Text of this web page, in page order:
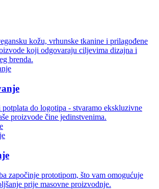
kožu, vrhunske tkanine i prilagođene
koji odgovaraju ciljevima dizajna i
brenda.
do logotipa - stvaramo ekskluzivne
proizvode čine jedinstvenima.
započinje prototipom, što vam omogućuje
prije masovne proizvodnje.